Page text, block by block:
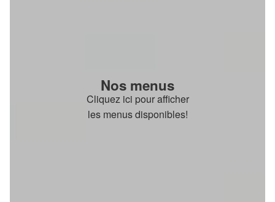
Nos menus
Cliquez ici pour afficher
les menus disponibles!